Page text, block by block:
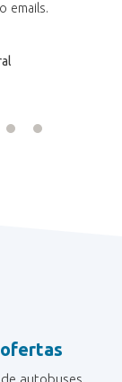
emails.
autobuses